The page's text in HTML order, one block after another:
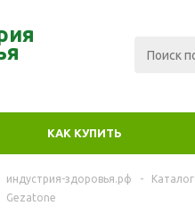
КАК КУПИТЬ
индустрия-здоровья.рф - Каталог
Gezatone